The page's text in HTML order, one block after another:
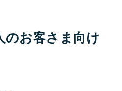
のお客さま向け